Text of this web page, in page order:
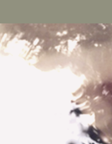
ール